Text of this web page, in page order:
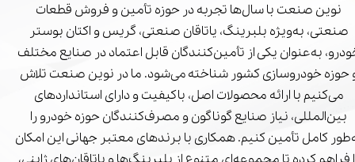
نوین صنعت با سال‌ها تجربه در حوزه تأمین و فروش قطعات
صنعتی، به‌ویژه بلبرینگ، یاتاقان صنعتی، گریس و اکتان بوستر
به‌عنوان یکی از تأمین‌کنندگان قابل اعتماد در صنایع مختلف
حوزه خودروسازی کشور شناخته می‌شود. ما در نوین صنعت تلاش
می‌کنیم با ارائه محصولات اصل، باکیفیت و دارای استانداردهای
بین‌المللی، نیاز صنایع گوناگون و مصرف‌کنندگان حوزه خودرو را
کامل تأمین کنیم. همکاری با برندهای معتبر جهانی این امکان